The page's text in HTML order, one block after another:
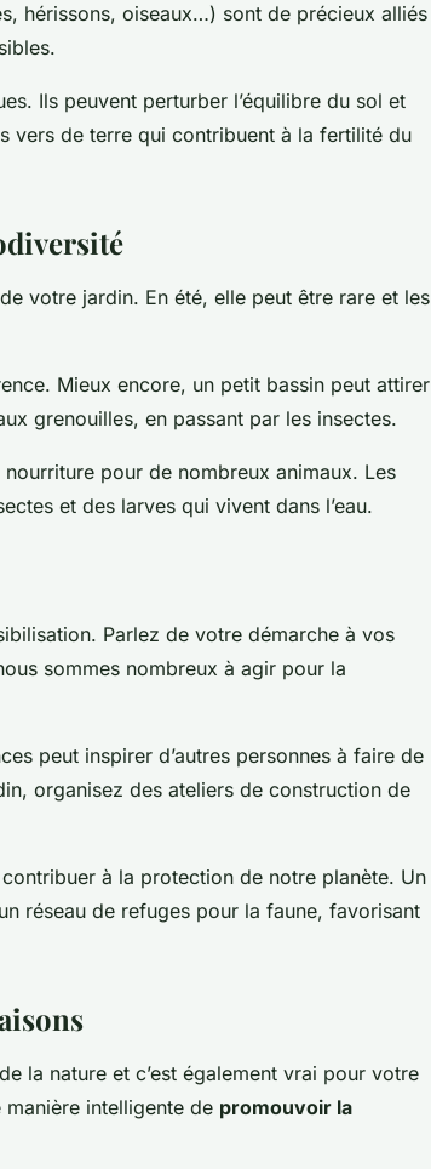
hérissons, oiseaux…) sont de précieux alliés
Ils peuvent perturber l’équilibre du sol et
vers de terre qui contribuent à la fertilité du
votre jardin. En été, elle peut être rare et les
Mieux encore, un petit bassin peut attirer
grenouilles, en passant par les insectes.
pour de nombreux animaux. Les
et des larves qui vivent dans l’eau.
Parlez de votre démarche à vos
sommes nombreux à agir pour la
peut inspirer d’autres personnes à faire de
organisez des ateliers de construction de
à la protection de notre planète. Un
réseau de refuges pour la faune, favorisant
la nature et c’est également vrai pour votre
manière intelligente de promouvoir la